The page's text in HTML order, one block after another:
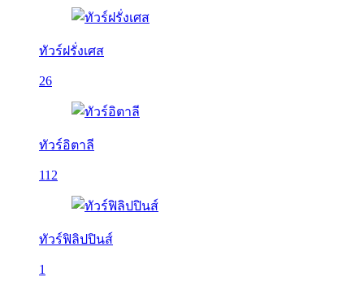
ทัวร์ฝรั่งเศส
26
ทัวร์อิตาลี
112
ทัวร์ฟิลิปปินส์
1